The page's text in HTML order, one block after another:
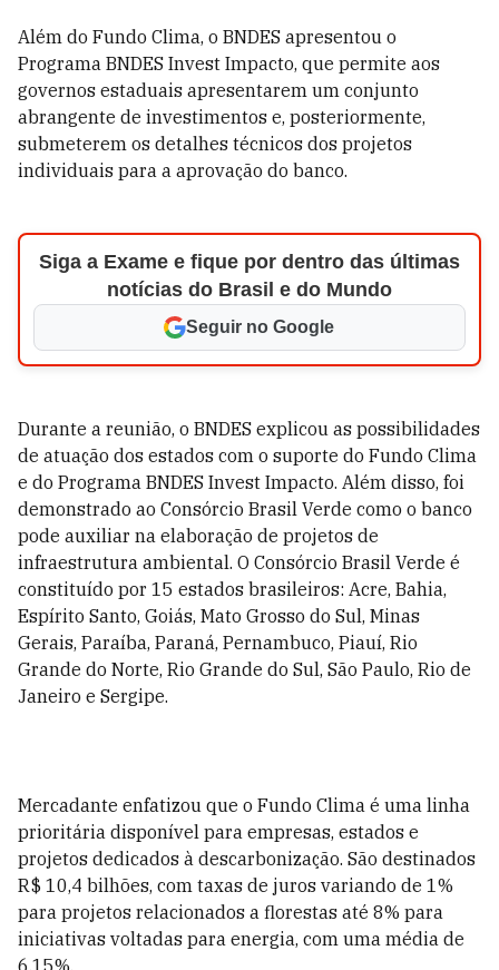
Além do Fundo Clima, o BNDES apresentou o
Programa BNDES Invest Impacto, que permite aos
governos estaduais apresentarem um conjunto
abrangente de investimentos e, posteriormente,
submeterem os detalhes técnicos dos projetos
individuais para a aprovação do banco.
Siga a Exame e fique por dentro das últimas
notícias do Brasil e do Mundo
Seguir no Google
Durante a reunião, o BNDES explicou as possibilidades
de atuação dos estados com o suporte do Fundo Clima
e do Programa BNDES Invest Impacto. Além disso, foi
demonstrado ao Consórcio Brasil Verde como o banco
pode auxiliar na elaboração de projetos de
infraestrutura ambiental. O Consórcio Brasil Verde é
constituído por 15 estados brasileiros: Acre, Bahia,
Espírito Santo, Goiás, Mato Grosso do Sul, Minas
Gerais, Paraíba, Paraná, Pernambuco, Piauí, Rio
Grande do Norte, Rio Grande do Sul, São Paulo, Rio de
Janeiro e Sergipe.
Mercadante enfatizou que o Fundo Clima é uma linha
prioritária disponível para empresas, estados e
projetos dedicados à descarbonização. São destinados
R$ 10,4 bilhões, com taxas de juros variando de 1%
para projetos relacionados a florestas até 8% para
iniciativas voltadas para energia, com uma média de
6,15%.